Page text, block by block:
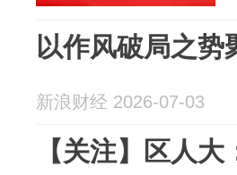
以作风破局之势
新浪财经 2026-07-03
【关注】区人